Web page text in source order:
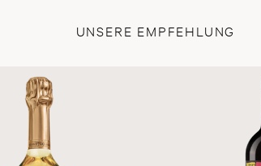
UNSERE EMPFEHLUNG